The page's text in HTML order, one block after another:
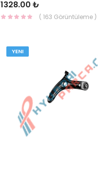
1328.00 ₺
( 163 Görüntüleme )
YENI